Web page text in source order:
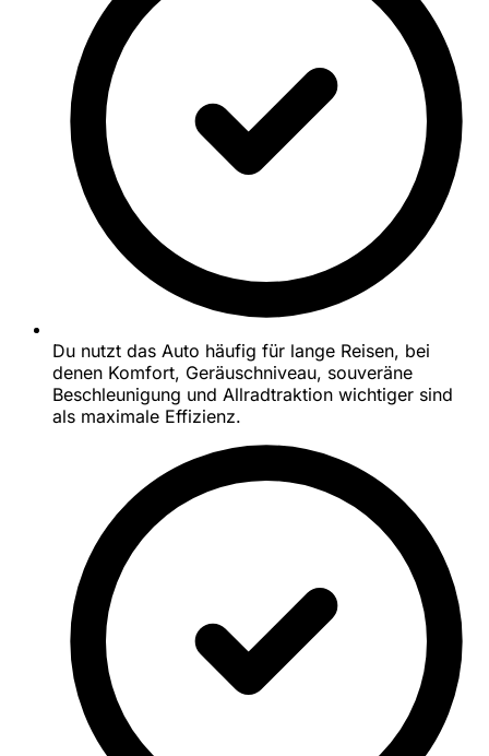
Du nutzt das Auto häufig für lange Reisen, bei
denen Komfort, Geräuschniveau, souveräne
Beschleunigung und Allradtraktion wichtiger sind
als maximale Effizienz.